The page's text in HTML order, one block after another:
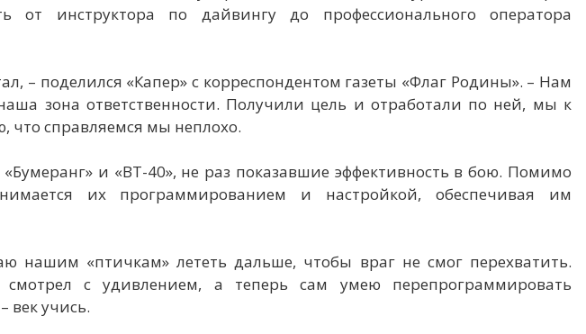
от инструктора по дайвингу до профессионального оператора
– поделился «Капер» с корреспондентом газеты «Флаг Родины». – Нам
зона ответственности. Получили цель и отработали по ней, мы к
что справляемся мы неплохо.
и «ВТ-40», не раз показавшие эффективность в бою. Помимо
их программированием и настройкой, обеспечивая им
нашим «птичкам» лететь дальше, чтобы враг не смог перехватить.
с удивлением, а теперь сам умею перепрограммировать
век учись.